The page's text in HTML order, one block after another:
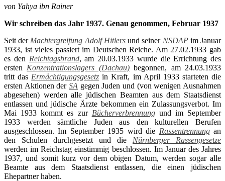
von Yahya ibn Rainer
Wir schreiben das Jahr 1937. Genau genommen, Februar 1937
Seit der Machtergreifung Adolf Hitlersund seiner NSDAPim Januar
1933, ist vieles passiert im Deutschen Reiche. Am 27.02.1933 gab
es den Reichtagsbrand, am 20.03.1933 wurde die Errichtung des
ersten Konzentrationslagers (Dachau)begonnen, am 24.03.1933
tritt das Ermächtigungsgesetz in Kraft, im April 1933 starteten die
ersten Aktionen der SA gegen Juden und (von wenigen Ausnahmen
abgesehen) werden alle jüdischen Beamten aus dem Staatsdienst
entlassen und jüdische Ärzte bekommen ein Zulassungsverbot. Im
Mai 1933 kommt es zur Bücherverbrennungund im September
1933 werden sämtliche Juden aus den kulturellen Berufen
ausgeschlossen. Im September 1935 wird die Rassentrennungan
den Schulen durchgesetzt und die Nürnberger Rassengesetze
werden im Reichstag einstimmig beschlossen. Im Januar des Jahres
1937, und somit kurz vor dem obigen Datum, werden sogar alle
Beamte aus dem Staatsdienst entlassen, die einen jüdischen
Ehepartner haben.